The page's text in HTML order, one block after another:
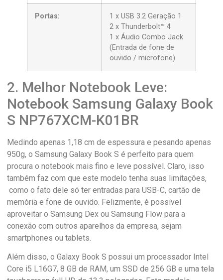
Portas:
1 x USB 3.2 Geração 1
2 x Thunderbolt™ 4
1 x Áudio Combo Jack
(Entrada de fone de
ouvido / microfone)
2. Melhor Notebook Leve:
Notebook Samsung Galaxy Book
S NP767XCM-K01BR
Medindo apenas 1,18 cm de espessura e pesando apenas
950g, o Samsung Galaxy Book S é perfeito para quem
procura o notebook mais fino e leve possível. Claro, isso
também faz com que este modelo tenha suas limitações,
como o fato dele só ter entradas para USB-C, cartão de
memória e fone de ouvido. Felizmente, é possível
aproveitar o Samsung Dex ou Samsung Flow para a
conexão com outros aparelhos da empresa, sejam
smartphones ou tablets.
Além disso, o Galaxy Book S possui um processador Intel
Core i5 L16G7, 8 GB de RAM, um SSD de 256 GB e uma tela